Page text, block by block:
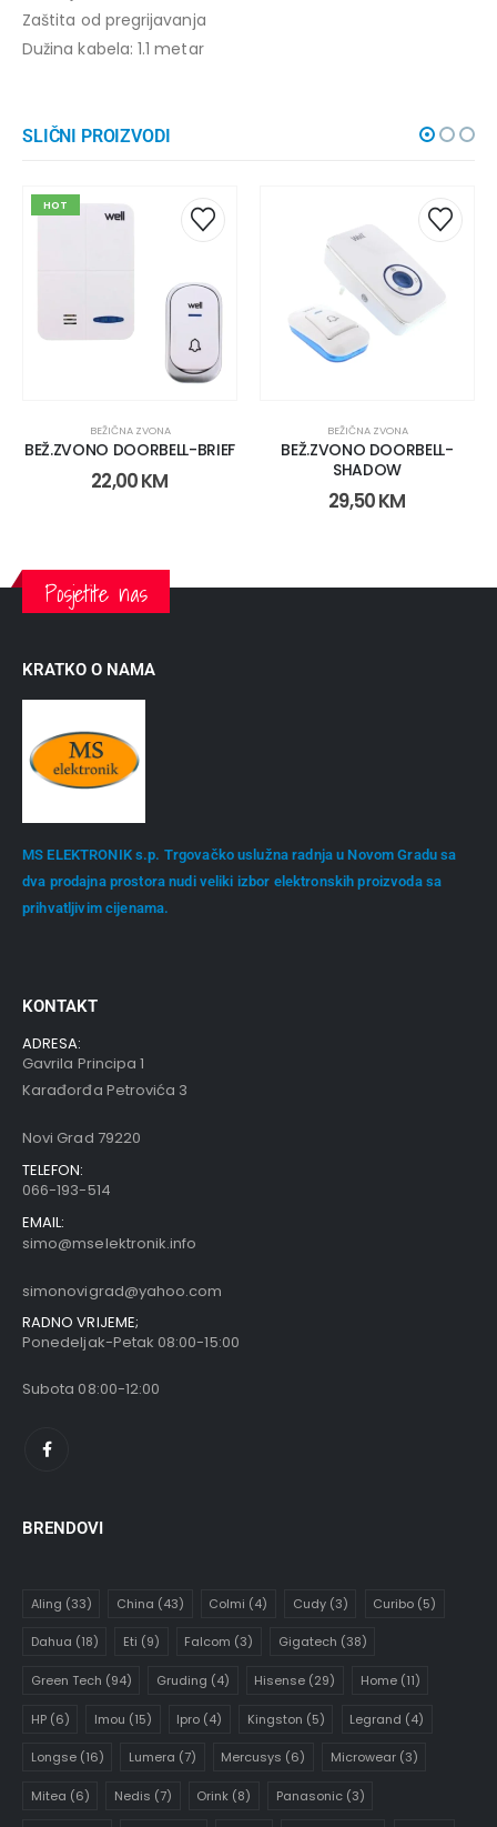
Zaštita od pregrijavanja
Dužina kabela: 1.1 metar
SLIČNI PROIZVODI
HOT
BEŽIČNA ZVONA
BEŽ.ZVONO DOORBELL-BRIEF
22,00KM
BEŽIČNA ZVONA
BEŽ.ZVONO DOORBELL-
SHADOW
29,50KM
Posjetite nas
KRATKO O NAMA
MS ELEKTRONIK s.p. Trgovačko uslužna radnja u Novom Gradu sa
dva prodajna prostora nudi veliki izbor elektronskih proizvoda sa
prihvatljivim cijenama.
KONTAKT
ADRESA:
Gavrila Principa 1
Karađorđa Petrovića 3
Novi Grad 79220
TELEFON:
066-193-514
EMAIL:
simo@mselektronik.info
simonovigrad@yahoo.com
RADNO VRIJEME;
Ponedeljak-Petak 08:00-15:00
Subota 08:00-12:00
BRENDOVI
Aling (33) China (43) Colmi (4) Cudy(3) Curibo (5)
Dahua (18) Eti (9) Falcom (3) Gigatech (38)
Green Tech (94) Gruding (4) Hisense (29) Home(11)
HP(6) Imou (15) Ipro (4) Kingston (5) Legrand (4)
Longse(16) Lumera (7) Mercusys (6) Microwear(3)
Mitea (6) Nedis (7) Orink (8) Panasonic(3)